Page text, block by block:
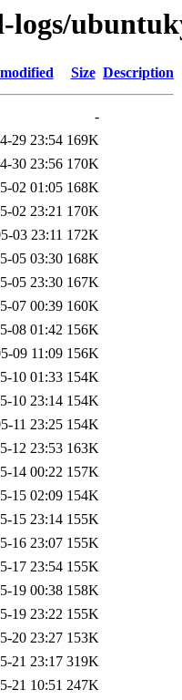
logs/
Size Description
-
29 23:54 169K
30 23:56 170K
02 01:05 168K
02 23:21 170K
03 23:11 172K
05 03:30 168K
05 23:30 167K
07 00:39 160K
08 01:42 156K
09 11:09 156K
10 01:33 154K
10 23:14 154K
11 23:25 154K
12 23:53 163K
14 00:22 157K
15 02:09 154K
15 23:14 155K
16 23:07 155K
17 23:54 155K
19 00:38 158K
19 23:22 155K
20 23:27 153K
21 23:17 319K
21 10:51 247K